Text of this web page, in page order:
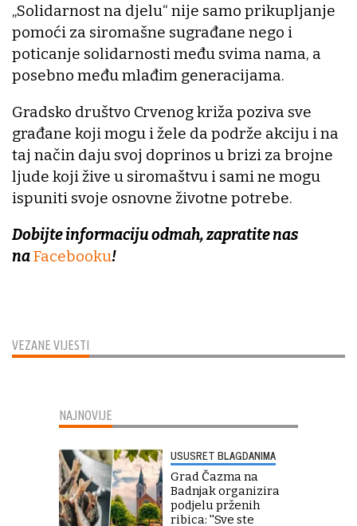
VEZANE VIJESTI
„Solidarnost na djelu“ nije samo prikupljanje
pomoći za siromašne sugrađane nego i
poticanje solidarnosti među svima nama, a
posebno među mlađim generacijama.
Gradsko društvo Crvenog križa poziva sve
građane koji mogu i žele da podrže akciju i na
taj način daju svoj doprinos u brizi za brojne
ljude koji žive u siromaštvu i sami ne mogu
ispuniti svoje osnovne životne potrebe.
Dobijte informaciju odmah, zapratite nas
naFacebooku!
NAJNOVIJE
USUSRET BLAGDANIMA
Grad Čazma na
Badnjak organizira
podjelu prženih
ribica: ''Sve ste